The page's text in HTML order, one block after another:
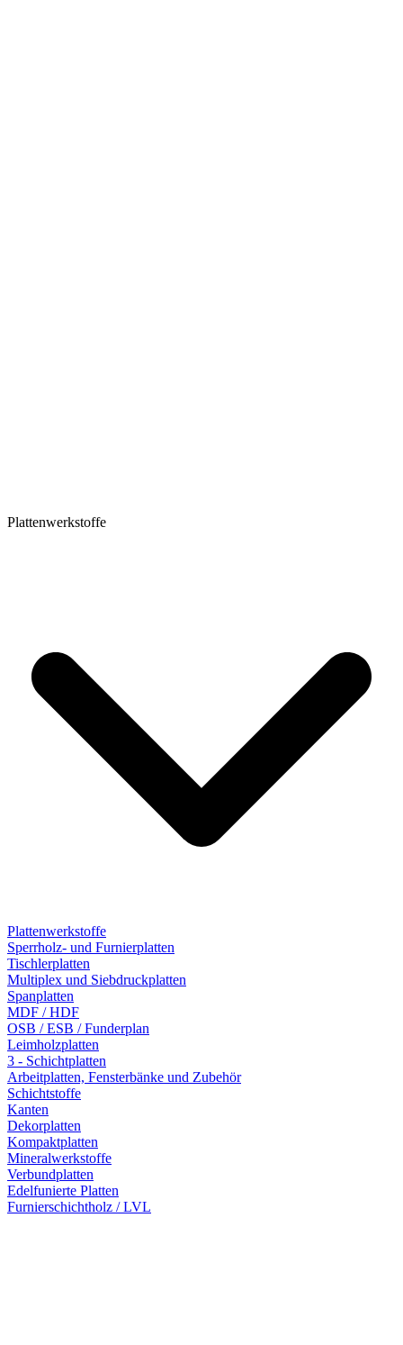
Plattenwerkstoffe
Plattenwerkstoffe
Sperrholz- und Furnierplatten
Tischlerplatten
Multiplex und Siebdruckplatten
Spanplatten
MDF / HDF
OSB / ESB / Funderplan
Leimholzplatten
3 - Schichtplatten
Arbeitplatten, Fensterbänke und Zubehör
Schichtstoffe
Kanten
Dekorplatten
Kompaktplatten
Mineralwerkstoffe
Verbundplatten
Edelfunierte Platten
Furnierschichtholz / LVL